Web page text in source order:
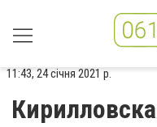
11:43, 24 січня 2021 р.